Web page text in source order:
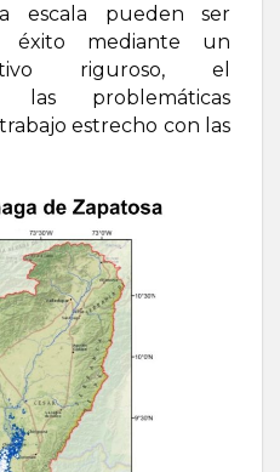
escala pueden ser
éxito mediante un
riguroso, el
las problemáticas
estrecho con las